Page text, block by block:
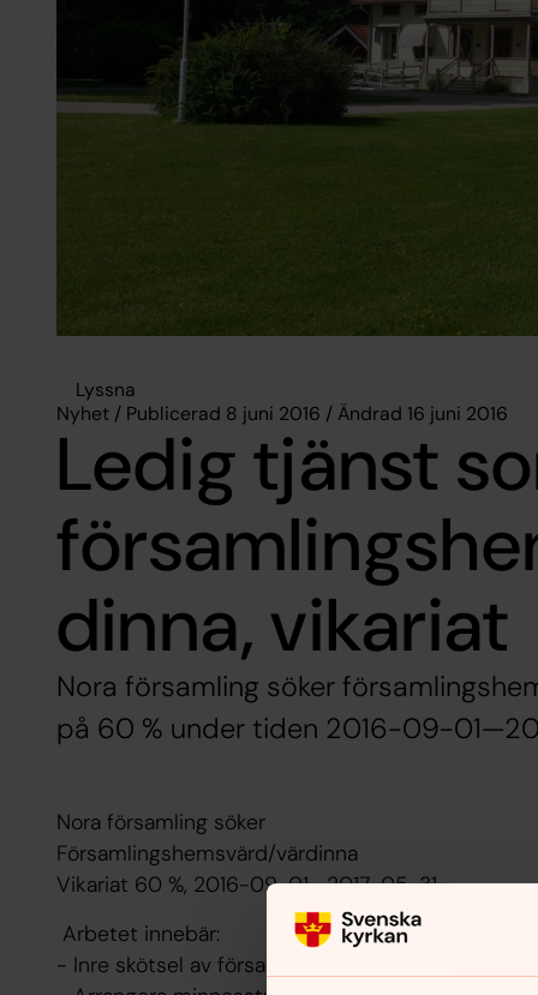
Lyssna
Nyhet / Publicerad 8 juni 2016 / Ändrad 16 juni 2016
Ledig tjänst
dinna, vikariat
Nora församling söker
på 60 % under tiden 2016-09-
Nora församling söker
Församlingshemsvärd/värdinna
Vikariat 60 %, 2016-09-01—2017-05-31
Arbetet innebär:
- Inre skötsel av församlingshemmet.